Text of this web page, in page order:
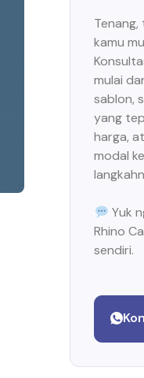
kamu
mulai
sablon,
yang
harga,
modal
Yuk
Rhino
sendiri.